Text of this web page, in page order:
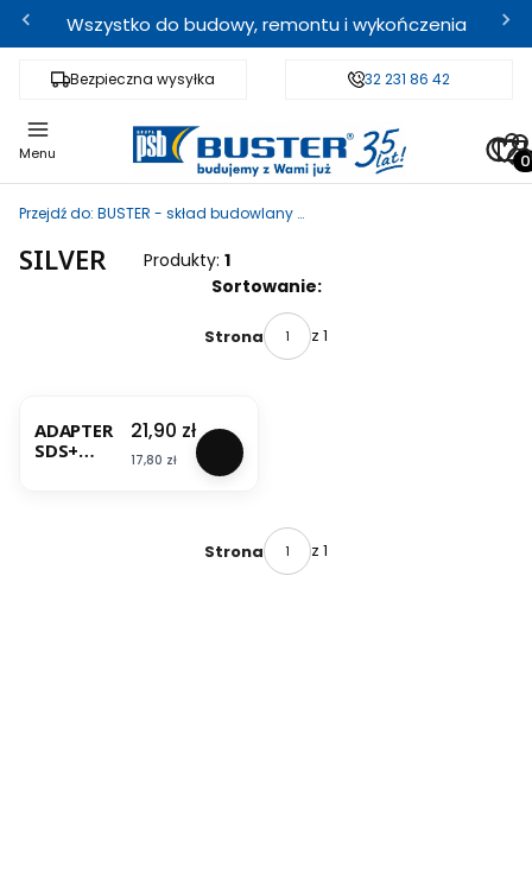
Wszystko do budowy, remontu i wykończenia
Bezpieczna wysyłka Fachowe doradztwo
32 231 86 42
Menu
Przejdź do: BUSTER - skład budowlany i sklep internetowy
SILVER Produkty: 1
Sortowanie:
Strona z 1
ADAPTER
SDS+
Cena
21,90 zł
Cena
17,80 zł
Strona z 1